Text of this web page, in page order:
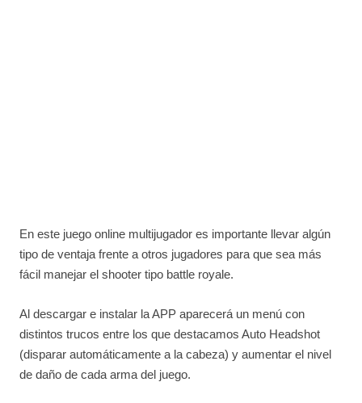
En este juego online multijugador es importante llevar algún
tipo de ventaja frente a otros jugadores para que sea más
fácil manejar el shooter tipo battle royale.
Al descargar e instalar la APP aparecerá un menú con
distintos trucos entre los que destacamos Auto Headshot
(disparar automáticamente a la cabeza) y aumentar el nivel
de daño de cada arma del juego.